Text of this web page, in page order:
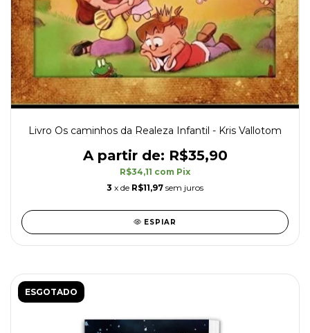
Livro Os caminhos da Realeza Infantil - Kris Vallotom
R$35,90
R$34,11 com Pix
3 x de R$11,97 sem juros
ESPIAR
ESGOTADO